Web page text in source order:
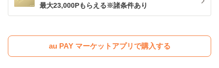
最大23,000Pもらえる※諸条件あり
au PAY マーケットアプリで購入する